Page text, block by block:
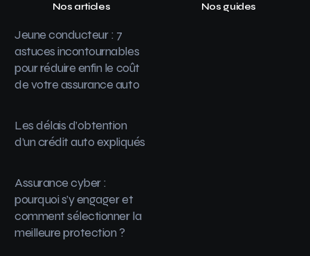
Nos articles
Jeune conducteur : 7
astuces incontournables
pour réduire enfin le coût
de votre assurance auto
Les délais d’obtention
d’un crédit auto expliqués
Assurance cyber :
pourquoi s’y engager et
comment sélectionner la
meilleure protection ?
Nos guides